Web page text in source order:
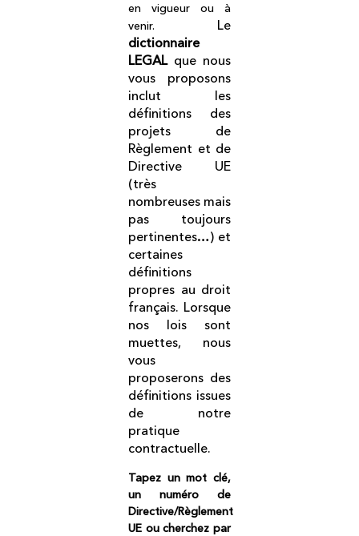
en vigueur ou à
venir. Le
dictionnaire
LEGAL que nous
vous proposons
inclut les
définitions des
projets de
Règlement et de
Directive UE
(très
nombreuses mais
pas toujours
pertinentes…) et
certaines
définitions
propres au droit
français. Lorsque
nos lois sont
muettes, nous
vous
proposerons des
définitions issues
de notre
pratique
contractuelle.
Tapez un mot clé,
un numéro de
Directive/Règlement
UE ou cherchez par